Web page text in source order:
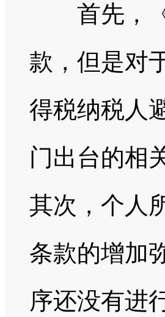
首先，《
款，但是对
得税纳税人
门出台的相
其次，个人
条款的增加
序还没有进